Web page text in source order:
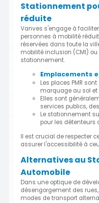
Stationnement
réduite
Vanves s'engage à
personnes à mobilité
réservées dans toute la
mobilité inclusion (CMI)
stationnement.
Emplacements
Les places PMR
marquage au sol
Elles sont
services publics,
Le stationnement
pour les détenteurs
Il est crucial de respecter
assurer l'accessibilité à
Alternatives au
Automobile
Dans une optique de
désengorgement des
modes de transport